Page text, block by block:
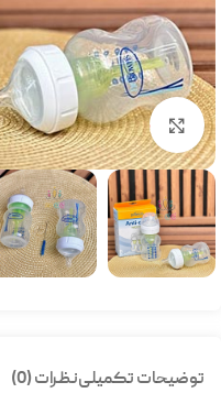
بزرگنمایی تصویر
توضیحات تکمیلینظرات (0)